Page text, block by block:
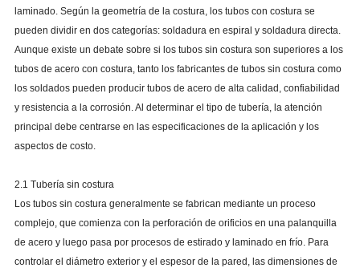
laminado. Según la geometría de la costura, los tubos con costura se
pueden dividir en dos categorías: soldadura en espiral y soldadura directa.
Aunque existe un debate sobre si los tubos sin costura son superiores a los
tubos de acero con costura, tanto los fabricantes de tubos sin costura como
los soldados pueden producir tubos de acero de alta calidad, confiabilidad
y resistencia a la corrosión. Al determinar el tipo de tubería, la atención
principal debe centrarse en las especificaciones de la aplicación y los
aspectos de costo.
2.1 Tubería sin costura
Los tubos sin costura generalmente se fabrican mediante un proceso
complejo, que comienza con la perforación de orificios en una palanquilla
de acero y luego pasa por procesos de estirado y laminado en frío. Para
controlar el diámetro exterior y el espesor de la pared, las dimensiones de